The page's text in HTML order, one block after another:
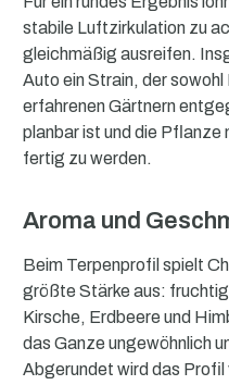
stabile Luftzirkulation zu
gleichmäßig ausreifen.
Auto ein Strain, der
erfahrenen Gärtnern
planbar ist und die Pflanze
fertig zu werden.
Aroma und
Beim Terpenprofil spielt
größte Stärke aus:
Kirsche, Erdbeere und
das Ganze ungewöhnlich
Abgerundet wird das Profil